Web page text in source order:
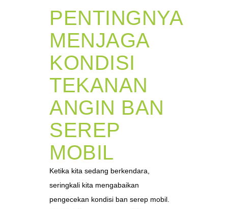
PENTINGNYA
MENJAGA
KONDISI
TEKANAN
ANGIN BAN
SEREP
MOBIL
Ketika kita sedang berkendara,
seringkali kita mengabaikan
pengecekan kondisi ban serep mobil.